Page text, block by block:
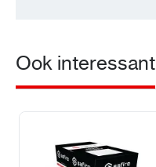
Ook interessant